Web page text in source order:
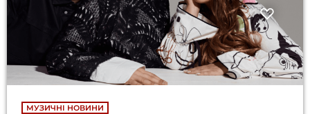
МУЗИЧНІ НОВИНИ